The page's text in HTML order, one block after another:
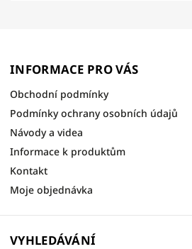
INFORMACE PRO VÁS
Obchodní podmínky
Podmínky ochrany osobních údajů
Návody a videa
Informace k produktům
Kontakt
Moje objednávka
VYHLEDÁVÁNÍ